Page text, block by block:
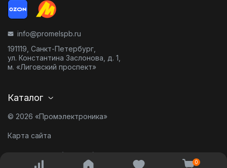
0
info@promelspb.ru
191119, Санкт-Петербург,
ул. Константина Заслонова, д. 1,
м. «Лиговский проспект»
Каталог
© 2026 «Промэлектроника»
Карта сайта